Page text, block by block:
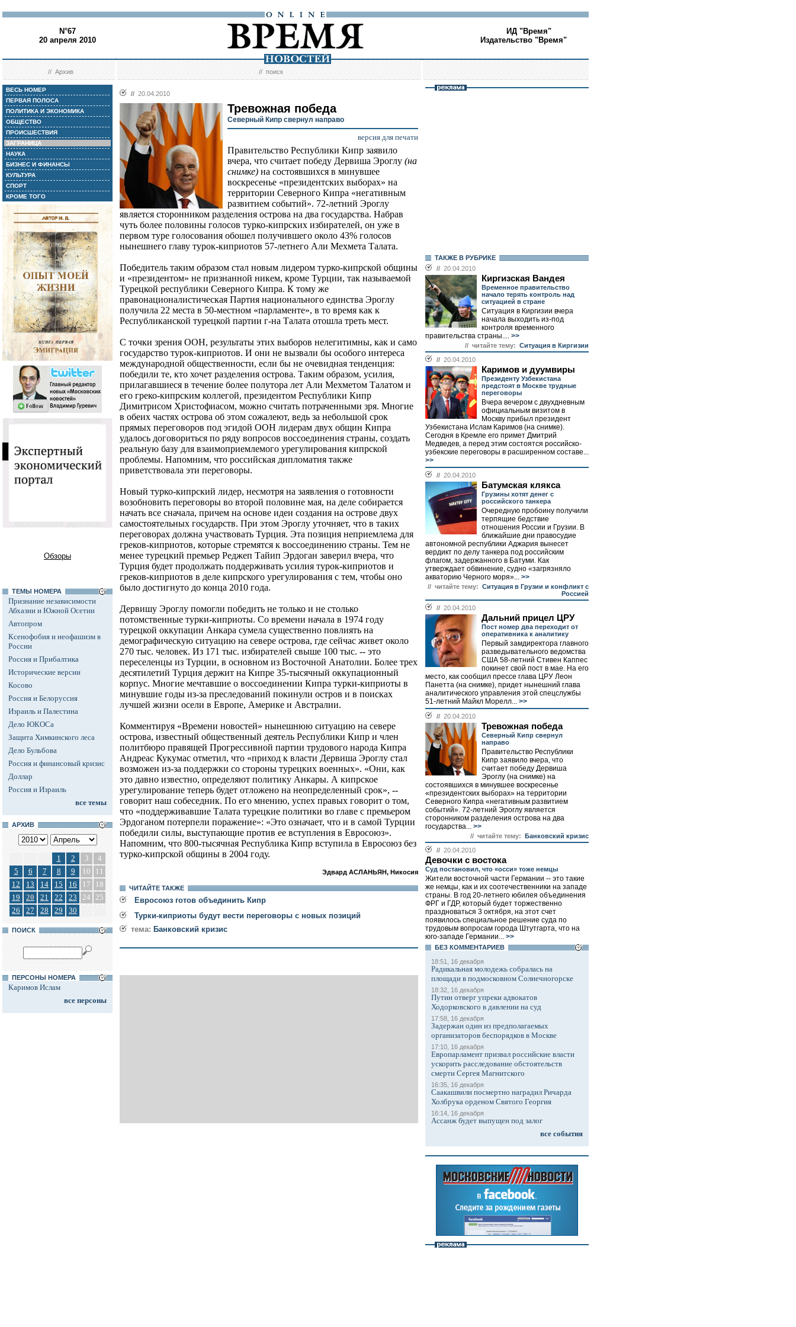
N°67
20 апреля 2010
ИД "Время"
Издательство "Время"
//Архив //поиск
ВЕСЬ НОМЕР
ПЕРВАЯ ПОЛОСА
ПОЛИТИКА И ЭКОНОМИКА
ОБЩЕСТВО
ПРОИСШЕСТВИЯ
ЗАГРАНИЦА
НАУКА
БИЗНЕС И ФИНАНСЫ
КУЛЬТУРА
СПОРТ
КРОМЕ ТОГО
Обзоры
ТЕМЫ НОМЕРА
Признание независимости
Абхазии и Южной Осетии
Автопром
Ксенофобия и неофашизм в
России
Россия и Прибалтика
Исторические версии
Косово
Россия и Белоруссия
Израиль и Палестина
Дело ЮКОСа
Защита Химкинского леса
Дело Бульбова
Россия и финансовый кризис
Доллар
Россия и Израиль
все темы
АРХИВ
1 2 3
4
5
6 7 8 9 10
11
12
13 14 15 16 17
18
19
20 21 22 23 24 25
26
27 28 29 30
ПОИСК
ПЕРСОНЫ НОМЕРА
Каримов Ислам
все персоны
// 20.04.2010
Тревожная победа
Северный Кипр свернул направо
версия для печати
Правительство Республики Кипр заявило
вчера, что считает победу Дервиша Эроглу (на
снимке) на состоявшихся в минувшее
воскресенье «президентских выборах» на
территории Северного Кипра «негативным
развитием событий». 72-летний Эроглу
является сторонником разделения острова на два государства. Набрав
чуть более половины голосов турко-кипрских избирателей, он уже в
первом туре голосования обошел получившего около 43% голосов
нынешнего главу турок-киприотов 57-летнего Али Мехмета Талата.
Победитель таким образом стал новым лидером турко-кипрской общины
и «президентом» не признанной никем, кроме Турции, так называемой
Турецкой республики Северного Кипра. К тому же
правонационалистическая Партия национального единства Эроглу
получила 22 места в 50-местном «парламенте», в то время как к
Республиканской турецкой партии г-на Талата отошла треть мест.
С точки зрения ООН, результаты этих выборов нелегитимны, как и само
государство турок-киприотов. И они не вызвали бы особого интереса
международной общественности, если бы не очевидная тенденция:
победили те, кто хочет разделения острова. Таким образом, усилия,
прилагавшиеся в течение более полутора лет Али Мехметом Талатом и
его греко-кипрским коллегой, президентом Республики Кипр
Димитрисом Христофиасом, можно считать потраченными зря. Многие
в обеих частях острова об этом сожалеют, ведь за небольшой срок
прямых переговоров под эгидой ООН лидерам двух общин Кипра
удалось договориться по ряду вопросов воссоединения страны, создать
реальную базу для взаимоприемлемого урегулирования кипрской
проблемы. Напомним, что российская дипломатия также
приветствовала эти переговоры.
Новый турко-кипрский лидер, несмотря на заявления о готовности
возобновить переговоры во второй половине мая, на деле собирается
начать все сначала, причем на основе идеи создания на острове двух
самостоятельных государств. При этом Эроглу уточняет, что в таких
переговорах должна участвовать Турция. Эта позиция неприемлема для
греков-киприотов, которые стремятся к воссоединению страны. Тем не
менее турецкий премьер Реджеп Тайип Эрдоган заверил вчера, что
Турция будет продолжать поддерживать усилия турок-киприотов и
греков-киприотов в деле кипрского урегулирования с тем, чтобы оно
было достигнуто до конца 2010 года.
Дервишу Эроглу помогли победить не только и не столько
потомственные турки-киприоты. Со времени начала в 1974 году
турецкой оккупации Анкара сумела существенно повлиять на
демографическую ситуацию на севере острова, где сейчас живет около
270 тыс. человек. Из 171 тыс. избирателей свыше 100 тыс. -- это
переселенцы из Турции, в основном из Восточной Анатолии. Более трех
десятилетий Турция держит на Кипре 35-тысячный оккупационный
корпус. Многие мечтавшие о воссоединении Кипра турки-киприоты в
минувшие годы из-за преследований покинули остров и в поисках
лучшей жизни осели в Европе, Америке и Австралии.
Комментируя «Времени новостей» нынешнюю ситуацию на севере
острова, известный общественный деятель Республики Кипр и член
политбюро правящей Прогрессивной партии трудового народа Кипра
Андреас Кукумас отметил, что «приход к власти Дервиша Эроглу стал
возможен из-за поддержки со стороны турецких военных». «Они, как
это давно известно, определяют политику Анкары. А кипрское
урегулирование теперь будет отложено на неопределенный срок», --
говорит наш собеседник. По его мнению, успех правых говорит о том,
что «поддерживавшие Талата турецкие политики во главе с премьером
Эрдоганом потерпели поражение»: «Это означает, что и в самой Турции
победили силы, выступающие против ее вступления в Евросоюз».
Напомним, что 800-тысячная Республика Кипр вступила в Евросоюз без
турко-кипрской общины в 2004 году.
Эдвард АСЛАНЬЯН, Никосия
ЧИТАЙТЕ ТАКЖЕ
Евросоюз готов объединить Кипр
Турки-киприоты будут вести переговоры с новых позиций
тема: Банковский кризис
ТАКЖЕ В РУБРИКЕ
// 20.04.2010
Киргизская Вандея
Временное правительство
начало терять контроль над
ситуацией в стране
Ситуация в Киргизии вчера
начала выходить из-под
контроля временного
правительства страны.... >>
// читайте тему: Cитуация в Киргизии
// 20.04.2010
Каримов и дуумвиры
Президенту Узбекистана
предстоят в Москве трудные
переговоры
Вчера вечером с двухдневным
официальным визитом в
Москву прибыл президент
Узбекистана Ислам Каримов (на снимке).
Сегодня в Кремле его примет Дмитрий
Медведев, а перед этим состоятся российско-
узбекские переговоры в расширенном составе...
>>
// 20.04.2010
Батумская клякса
Грузины хотят денег с
российского танкера
Очередную пробоину получили
терпящие бедствие
отношения России и Грузии. В
ближайшие дни правосудие
автономной республики Аджария вынесет
вердикт по делу танкера под российским
флагом, задержанного в Батуми. Как
утверждает обвинение, судно «загрязняло
акваторию Черного моря»... >>
// читайте тему: Ситуация в Грузии и конфликт с
Россией
// 20.04.2010
Дальний прицел ЦРУ
Пост номер два переходит от
оперативника к аналитику
Первый замдиректора главного
разведывательного ведомства
США 58-летний Стивен Каппес
покинет свой пост в мае. На его
место, как сообщил прессе глава ЦРУ Леон
Панетта (на снимке), придет нынешний глава
аналитического управления этой спецслужбы
51-летний Майкл Морелл... >>
// 20.04.2010
Тревожная победа
Северный Кипр свернул
направо
Правительство Республики
Кипр заявило вчера, что
считает победу Дервиша
Эроглу (на снимке) на
состоявшихся в минувшее воскресенье
«президентских выборах» на территории
Северного Кипра «негативным развитием
событий». 72-летний Эроглу является
сторонником разделения острова на два
государства... >>
// читайте тему: Банковский кризис
// 20.04.2010
Девочки с востока
Суд постановил, что «осси» тоже немцы
Жители восточной части Германии -- это такие
же немцы, как и их соотечественники на западе
страны. В год 20-летнего юбилея объединения
ФРГ и ГДР, который будет торжественно
праздноваться 3 октября, на этот счет
появилось специальное решение суда по
трудовым вопросам города Штутгарта, что на
юго-западе Германии... >>
БЕЗ КОМMЕНТАРИЕВ
18:51, 16 декабря
Радикальная молодежь собралась на
площади в подмосковном Солнечногорске
18:32, 16 декабря
Путин отверг упреки адвокатов
Ходорковского в давлении на суд
17:58, 16 декабря
Задержан один из предполагаемых
организаторов беспорядков в Москве
17:10, 16 декабря
Европарламент призвал российские власти
ускорить расследование обстоятельств
смерти Сергея Магнитского
16:35, 16 декабря
Саакашвили посмертно наградил Ричарда
Холбрука орденом Святого Георгия
16:14, 16 декабря
Ассанж будет выпущен под залог
все события